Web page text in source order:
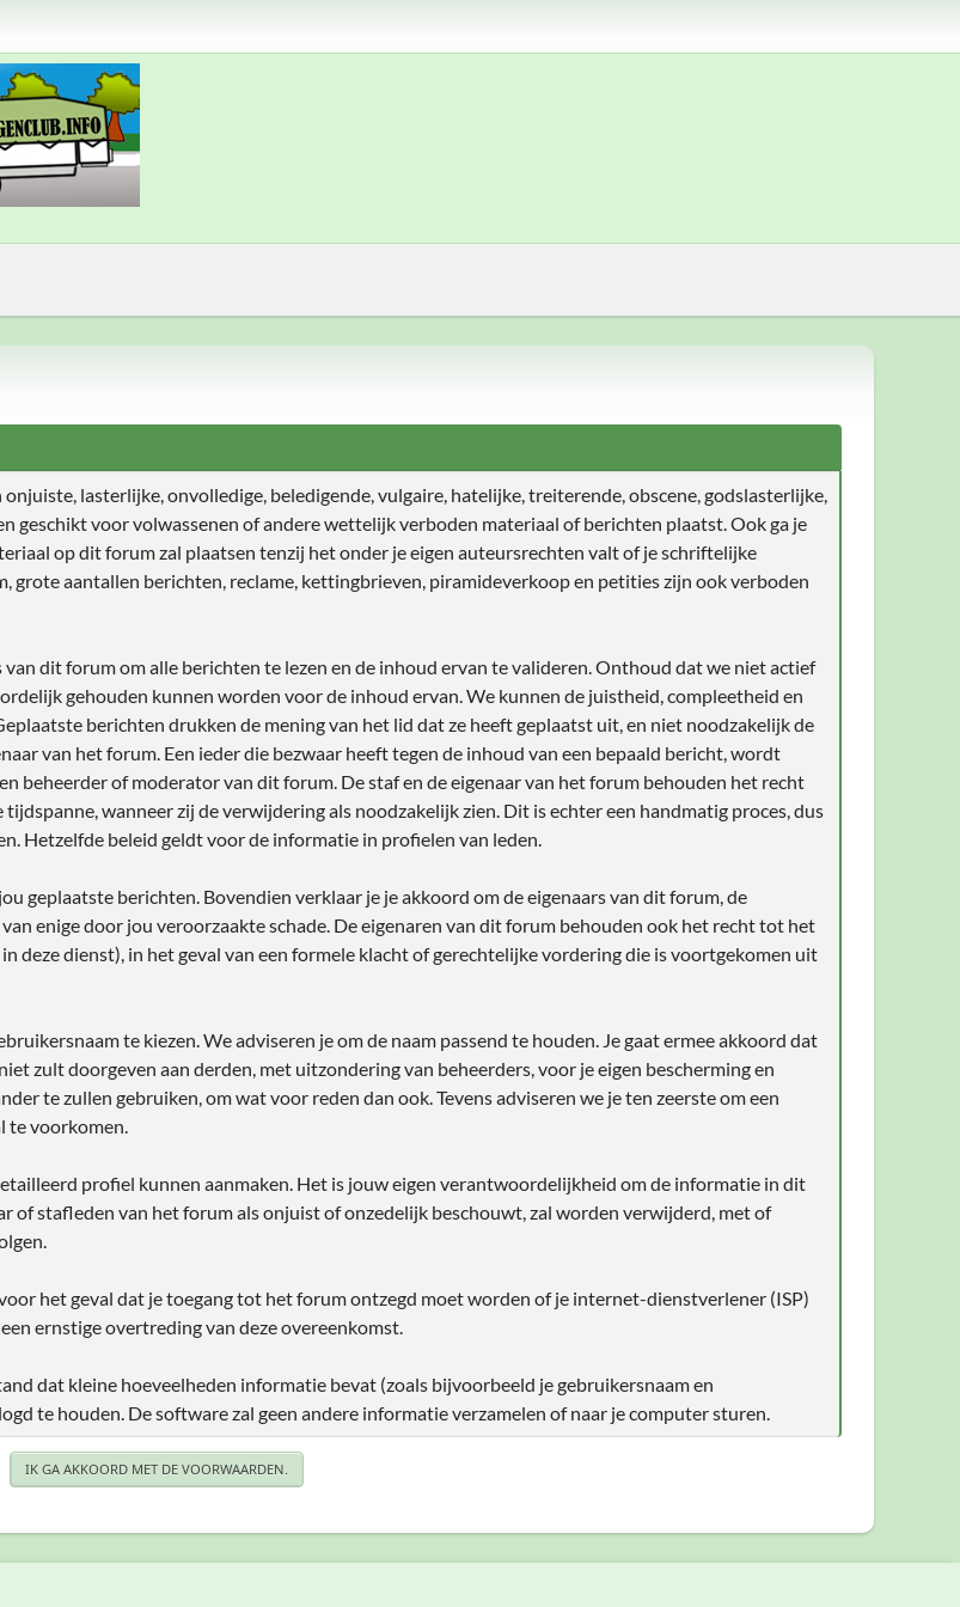
lasterlijke, onvolledige, beledigende, vulgaire, hatelijke, treiterende, obscene, godslasterlijke,
geschikt voor volwassenen of andere wettelijk verboden materiaal of berichten plaatst. Ook ga je
op dit forum zal plaatsen tenzij het onder je eigen auteursrechten valt of je schriftelijke
grote aantallen berichten, reclame, kettingbrieven, piramideverkoop en petities zijn ook verboden
dit forum om alle berichten te lezen en de inhoud ervan te valideren. Onthoud dat we niet actief
gehouden kunnen worden voor de inhoud ervan. We kunnen de juistheid, compleetheid en
berichten drukken de mening van het lid dat ze heeft geplaatst uit, en niet noodzakelijk de
van het forum. Een ieder die bezwaar heeft tegen de inhoud van een bepaald bericht, wordt
beheerder of moderator van dit forum. De staf en de eigenaar van het forum behouden het recht
wanneer zij de verwijdering als noodzakelijk zien. Dit is echter een handmatig proces, dus
Hetzelfde beleid geldt voor de informatie in profielen van leden.
geplaatste berichten. Bovendien verklaar je je akkoord om de eigenaars van dit forum, de
enige door jou veroorzaakte schade. De eigenaren van dit forum behouden ook het recht tot het
deze dienst), in het geval van een formele klacht of gerechtelijke vordering die is voortgekomen uit
te kiezen. We adviseren je om de naam passend te houden. Je gaat ermee akkoord dat
zult doorgeven aan derden, met uitzondering van beheerders, voor je eigen bescherming en
te zullen gebruiken, om wat voor reden dan ook. Tevens adviseren we je ten zeerste om een
te voorkomen.
profiel kunnen aanmaken. Het is jouw eigen verantwoordelijkheid om de informatie in dit
of stafleden van het forum als onjuist of onzedelijk beschouwt, zal worden verwijderd, met of
het geval dat je toegang tot het forum ontzegd moet worden of je internet-dienstverlener (ISP)
ernstige overtreding van deze overeenkomst.
dat kleine hoeveelheden informatie bevat (zoals bijvoorbeeld je gebruikersnaam en
te houden. De software zal geen andere informatie verzamelen of naar je computer sturen.